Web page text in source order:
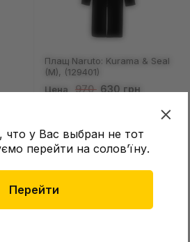
у Вас выбран не тот
перейти на соловʼїну.
Перейти
Плащ Naruto: Kurama & Seal
(M), (129401)
Цена 970 630 грн